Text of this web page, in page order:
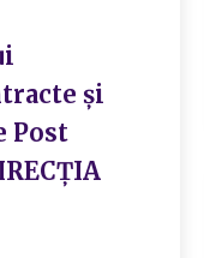
și
Post